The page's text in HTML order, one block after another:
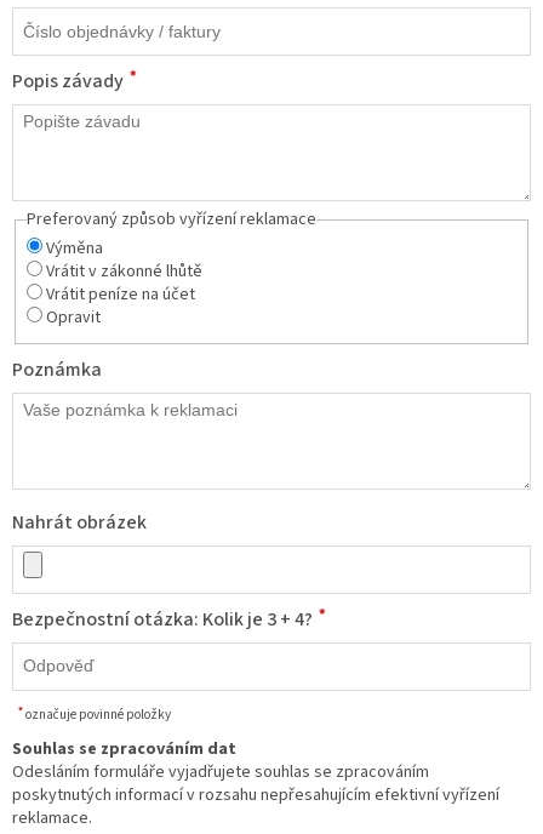
Popis závady *
Preferovaný způsob vyřízení reklamace
Výměna
Vrátit v zákonné lhůtě
Vrátit peníze na účet
Opravit
Poznámka
Nahrát obrázek
Bezpečnostní otázka: Kolik je 3 + 4? *
*označuje povinné položky
Souhlas se zpracováním dat
Odesláním formuláře vyjadřujete souhlas se zpracováním
poskytnutých informací v rozsahu nepřesahujícím efektivní vyřízení
reklamace.